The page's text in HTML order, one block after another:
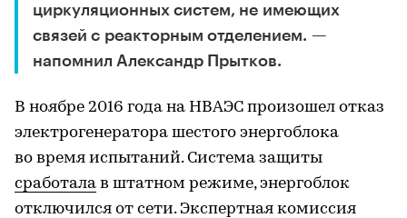
циркуляционных систем, не имеющих
связей с реакторным отделением. —
напомнил Александр Прытков.
В ноябре 2016 года на НВАЭС произошел отказ
электрогенератора шестого энергоблока
во время испытаний. Система защиты
сработала в штатном режиме, энергоблок
отключился от сети. Экспертная комиссия